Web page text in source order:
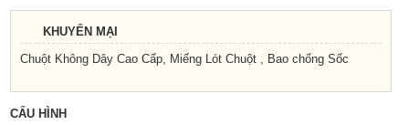
KHUYẾN MẠI
Chuột Không Dây Cao Cấp, Miếng Lót Chuột , Bao chống Sốc
CẤU HÌNH